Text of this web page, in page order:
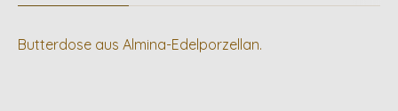
Butterdose aus Almina-Edelporzellan.